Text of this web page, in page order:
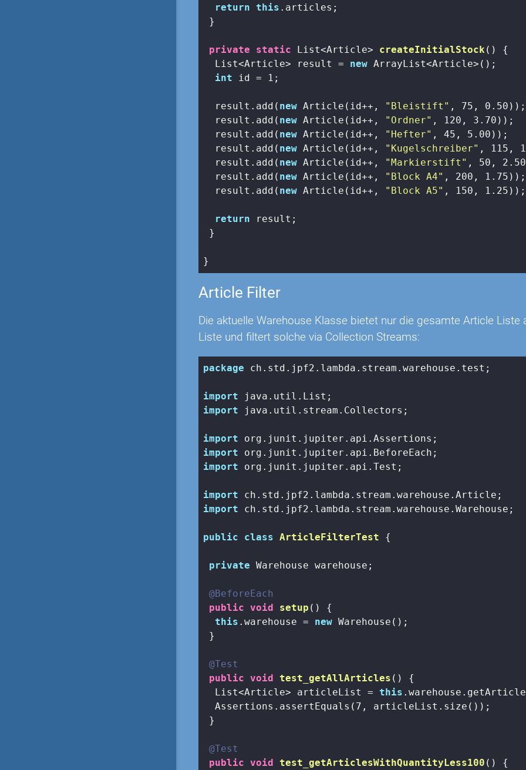
return this .articles;
}
private static List<Article> createInitialStock ()
{
  List<Article> result =
new ArrayList<Article>();
int id = 1 ;
  result.add(
new Article(id++, "Bleistift" , 75 , 0.50 ));
  result.add(
new Article(id++, "Ordner" , 120 , 3.70 ));
  result.add(
new Article(id++, "Hefter" , 45 , 5.00 ));
  result.add(
new Article(id++, "Kugelschreiber" , 115 ,
  result.add(
new Article(id++, "Markierstift" , 50 , 2.50
  result.add(
new Article(id++, "Block A4" , 200 , 1.75 ));
  result.add(
new Article(id++, "Block A5" , 150 , 1.25 ));
return result;
}
Article Filter
Die aktuelle Warehouse Klasse bietet nur die gesamte Article
Liste und filtert solche via Collection Streams:
package ch.std.jpf2.lambda.stream.warehouse.test;
import
import java.util.stream.Collectors;
import
import
import org.junit.jupiter.api.Test;
import
import ch.std.jpf2.lambda.stream.warehouse.Warehouse;
public class ArticleFilterTest {
private Warehouse warehouse;
@BeforeEach
public void setup ()
{
this .warehouse = new Warehouse();
}
@Test
public void test_getAllArticles ()
{
  List<Article> articleList =
this
  Assertions.assertEquals(
7 , articleList.size());
}
@Test
public void test_getArticlesWithQuantityLess100 () {